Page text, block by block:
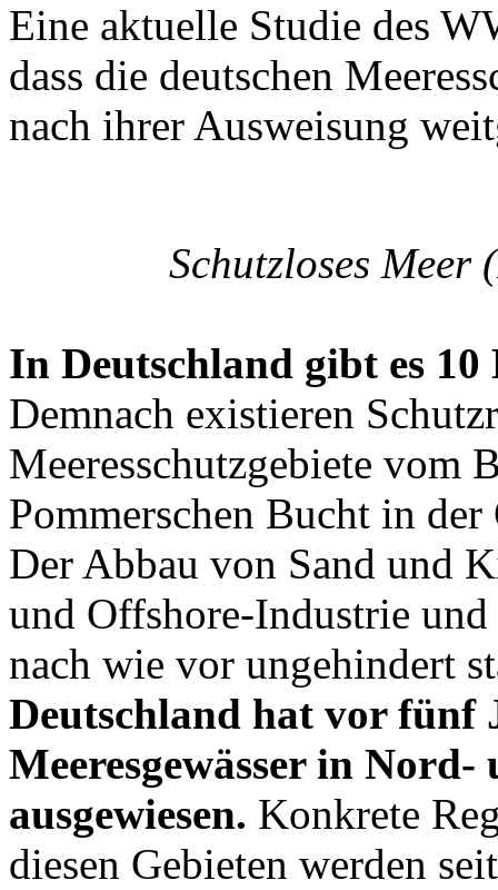
Eine aktuelle Studie des
dass die deutschen
nach ihrer Ausweisung
Schutzloses Meer
In Deutschland gibt es 10
Demnach existieren
Meeresschutzgebiete vom
Pommerschen Bucht in
Der Abbau von Sand und
und Offshore-Industrie
nach wie vor ungehindert
Deutschland hat vor fünf
Meeresgewässer in Nord-
ausgewiesen. Konkrete
diesen Gebieten werden